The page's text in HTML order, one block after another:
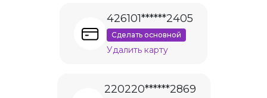
426101******2405
Сделать основной
Удалить карту
220220******2869